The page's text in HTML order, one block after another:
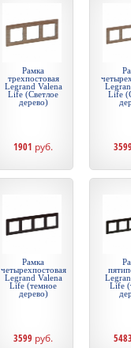
Рамка
трехпостовая
Legrand Valena
Life (Светлое
дерево)
1901 руб.
Life
3599
Рамка
четырехпостовая
Legrand Valena
Life (темное
дерево)
3599 руб.
Life
5483